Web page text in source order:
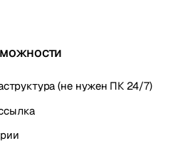
(не нужен ПК 24/7)